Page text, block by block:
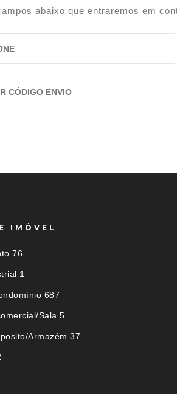
abaixo que entraremos em
IMÓVEL
76
1
687
Sala 5
Armazém 37